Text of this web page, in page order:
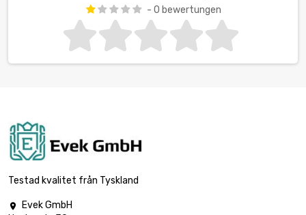
- 0 bewertungen
Testad kvalitet från Tyskland

Evek GmbH